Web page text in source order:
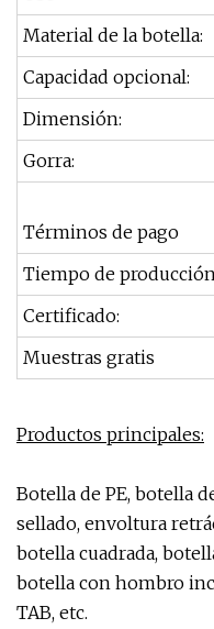
Material de la botella:
Capacidad opcional:
Dimensión:
Gorra:
Términos de pago
Tiempo de
Certificado:
Muestras gratis
Productos principales:
Botella de PE, botella
sellado, envoltura
botella cuadrada,
botella con hombro
TAB, etc.